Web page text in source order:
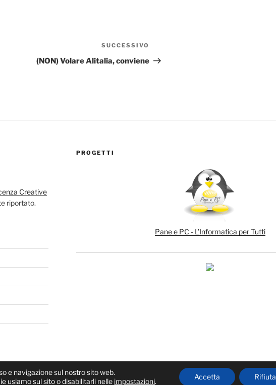
successivo
SUCCESSIVO
(NON) Volare Alitalia, conviene
Creative
riportato.
PROGETTI
Pane e PC - L’Informatica per Tutti
e navigazione sul nostro sito web.
usiamo sul sito o disabilitarli nelle impostazioni.
Accetta Rifiuta